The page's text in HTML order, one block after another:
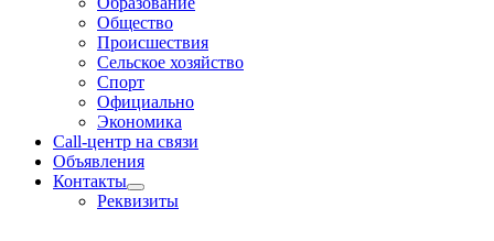
Общество
Происшествия
Сельское хозяйство
Спорт
Официально
Экономика
Call-центр на связи
Объявления
Контакты
Реквизиты